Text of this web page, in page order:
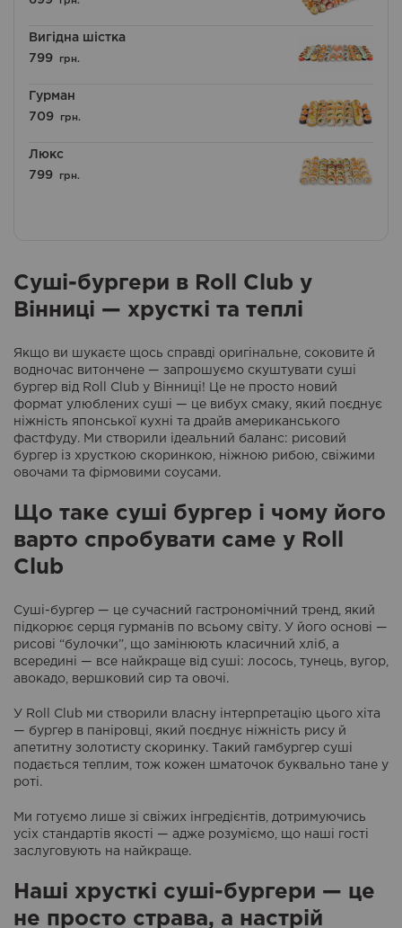
Суші-бургери в Roll Club у
Вінниці — хрусткі та теплі
Якщо ви шукаєте щось справді оригінальне, соковите й
водночас витончене — запрошуємо скуштувати суші
бургер від Roll Club у Вінниці! Це не просто новий
формат улюблених суші — це вибух смаку, який поєднує
ніжність японської кухні та драйв американського
фастфуду. Ми створили ідеальний баланс: рисовий
бургер із хрусткою скоринкою, ніжною рибою, свіжими
овочами та фірмовими соусами.
Що таке суші бургер і чому його
варто спробувати саме у Roll
Club
Суші-бургер — це сучасний гастрономічний тренд, який
підкорює серця гурманів по всьому світу. У його основі —
рисові “булочки”, що замінюють класичний хліб, а
всередині — все найкраще від суші: лосось, тунець, вугор,
авокадо, вершковий сир та овочі.
У Roll Club ми створили власну інтерпретацію цього хіта
— бургер в паніровці, який поєднує ніжність рису й
апетитну золотисту скоринку. Такий гамбургер суші
подається теплим, тож кожен шматочок буквально тане у
роті.
Ми готуємо лише зі свіжих інгредієнтів, дотримуючись
усіх стандартів якості — адже розуміємо, що наші гості
заслуговують на найкраще.
Наші хрусткі суші-бургери — це
не просто страва, а настрій
Вигідна шістка
799
грн.
Гурман
709
грн.
Люкс
799
грн.